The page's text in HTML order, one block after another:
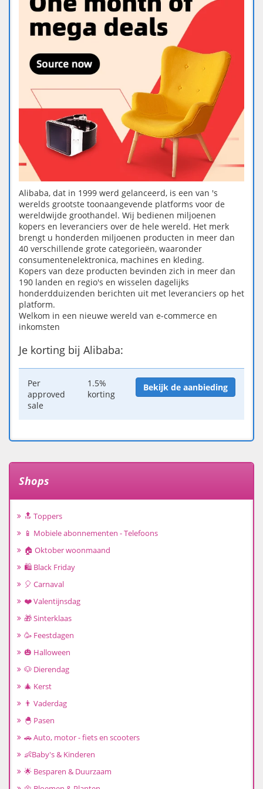
Alibaba, dat in 1999 werd gelanceerd, is een van 's
werelds grootste toonaangevende platforms voor de
wereldwijde groothandel. Wij bedienen miljoenen
kopers en leveranciers over de hele wereld. Het merk
brengt u honderden miljoenen producten in meer dan
40 verschillende grote categorieën, waaronder
consumentenelektronica, machines en kleding.
Kopers van deze producten bevinden zich in meer dan
190 landen en regio's en wisselen dagelijks
honderdduizenden berichten uit met leveranciers op het
platform.
Welkom in een nieuwe wereld van e-commerce en
inkomsten
Je korting bij Alibaba:
Per
approved
sale
1.5%
korting
Bekijk de aanbieding
Shops
🔝 Toppers
📱 Mobiele abonnementen - Telefoons
🏠 Oktober woonmaand
🛍️ Black Friday
🎈 Carnaval
❤️ Valentijnsdag
🎁 Sinterklaas
🥳 Feestdagen
🎃 Halloween
🐶 Dierendag
🎄 Kerst
👨 Vaderdag
🐣 Pasen
🚗 Auto, motor - fiets en scooters
👶Baby's & Kinderen
🌟 Besparen & Duurzaam